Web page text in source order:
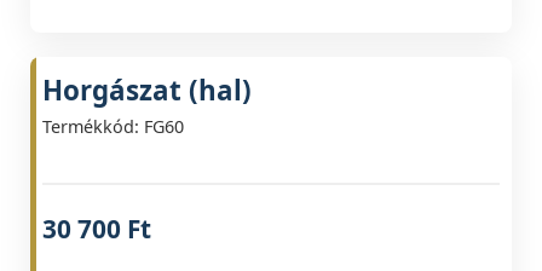
Horgászat (hal)
Termékkód: FG60
30 700 Ft